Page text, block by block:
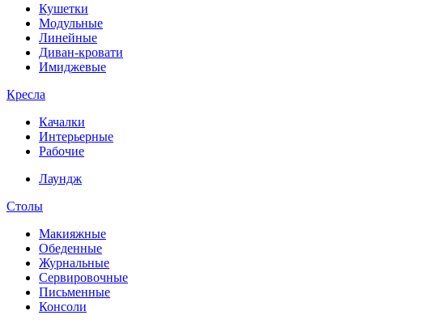
Кушетки
Модульные
Линейные
Диван-кровати
Имиджевые
Кресла
Качалки
Интерьерные
Рабочие
Лаундж
Столы
Макияжные
Обеденные
Журнальные
Сервировочные
Письменные
Консоли